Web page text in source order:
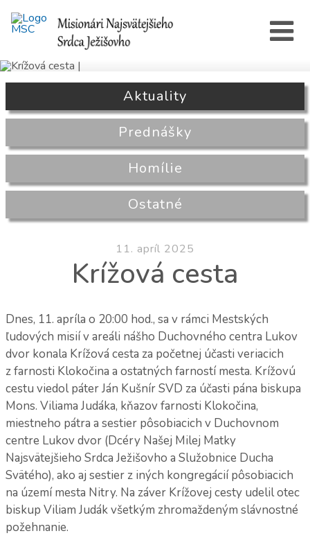
Aktuality
Prednášky
Homílie
Ostatné
11. apríl 2025
Krížová cesta
Dnes, 11. apríla o 20:00 hod., sa v rámci Mestských
ľudových misií v areáli nášho Duchovného centra Lukov
dvor konala Krížová cesta za početnej účasti veriacich
z farnosti Klokočina a ostatných farností mesta. Krížovú
cestu viedol páter Ján Kušnír SVD za účasti pána biskupa
Mons. Viliama Judáka, kňazov farnosti Klokočina,
miestneho pátra a sestier pôsobiacich v Duchovnom
centre Lukov dvor (Dcéry Našej Milej Matky
Najsvätejšieho Srdca Ježišovho a Služobnice Ducha
Svätého), ako aj sestier z iných kongregácií pôsobiacich
na území mesta Nitry. Na záver Krížovej cesty udelil otec
biskup Viliam Judák všetkým zhromaždeným slávnostné
požehnanie.